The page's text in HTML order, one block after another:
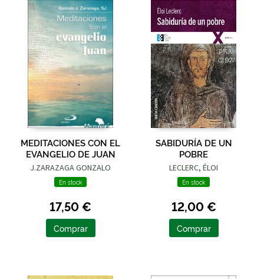
MEDITACIONES CON EL
EVANGELIO DE JUAN
J.ZARAZAGA GONZALO
En stock
17,50 €
Comprar
SABIDURÍA DE UN
POBRE
LECLERC, ÉLOI
En stock
12,00 €
Comprar